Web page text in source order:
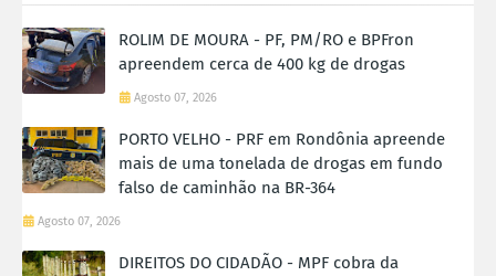
ROLIM DE MOURA - PF, PM/RO e BPFron
apreendem cerca de 400 kg de drogas
Agosto 07, 2026
PORTO VELHO - PRF em Rondônia apreende
mais de uma tonelada de drogas em fundo
falso de caminhão na BR-364
Agosto 07, 2026
DIREITOS DO CIDADÃO - MPF cobra da